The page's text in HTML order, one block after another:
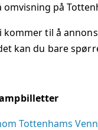
på
til å
kan du bare
Tottenhams